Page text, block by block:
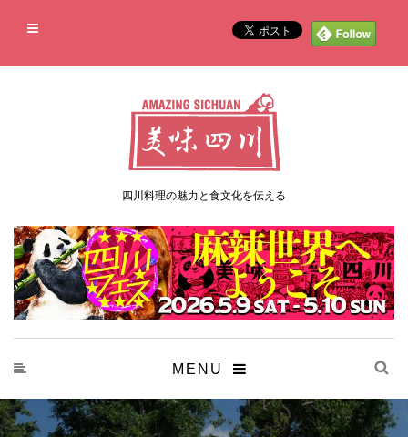
四川料理の魅力と食文化を伝える
MENU